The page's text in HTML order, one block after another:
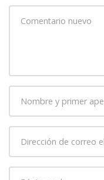
comentario*
primer
correo